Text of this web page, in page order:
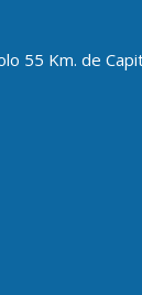
55 Km. de